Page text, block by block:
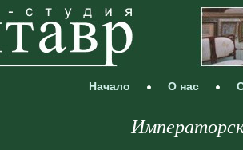
Начало О нас